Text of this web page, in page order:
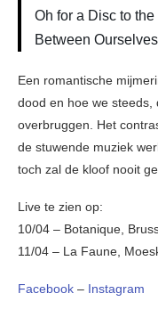
Oh for a Disc to
Between
Een romantische
dood en hoe we
overbruggen. Het
de stuwende muziek
toch zal de kloof nooit
Live te zien op:
10/04 – Botanique,
11/04 – La Faune,
Facebook – Instagram